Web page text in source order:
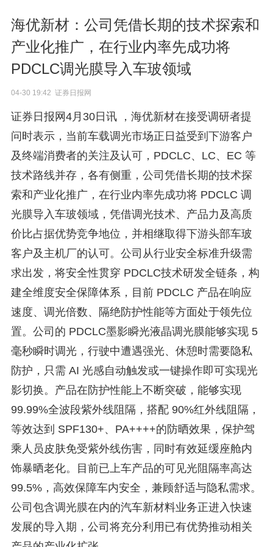
海优新材：公司凭借长期的技术探索和
产业化推广，在行业内率先成功将
PDCLC调光膜导入车玻领域
04-30 19:42 证券日报网
证券日报网4月30日讯 ，海优新材在接受调研者提
问时表示，当前车载调光市场正日益受到下游客户
及终端消费者的关注及认可，PDCLC、LC、EC 等
技术路线并存，各有侧重，公司凭借长期的技术探
索和产业化推广，在行业内率先成功将 PDCLC 调
光膜导入车玻领域，凭借调光技术、产品力及高质
价比占据优势竞争地位，并相继取得下游头部车玻
客户及主机厂的认可。公司从行业安全标准升级需
求出发，将安全性贯穿 PDCLC技术研发全链条，构
建全维度安全保障体系，目前 PDCLC 产品在响应
速度、调光倍数、隔绝防护性能等方面处于领先位
置。公司的 PDCLC墨影瞬光液晶调光膜能够实现 5
毫秒瞬时调光，行驶中遭遇强光、休憩时需要隐私
防护，只需 AI 光感自动触发或一键操作即可实现光
影切换。产品在防护性能上不断突破，能够实现
99.99%全波段紫外线阻隔，搭配 90%红外线阻隔，
等效达到 SPF130+、PA++++的防晒效果，保护驾
乘人员皮肤免受紫外线伤害，同时有效延缓座舱内
饰暴晒老化。目前已上车产品的可见光阻隔率高达
99.5%，高效保障车内安全，兼顾舒适与隐私需求。
公司包含调光膜在内的汽车新材料业务正进入快速
发展的导入期，公司将充分利用已有优势推动相关